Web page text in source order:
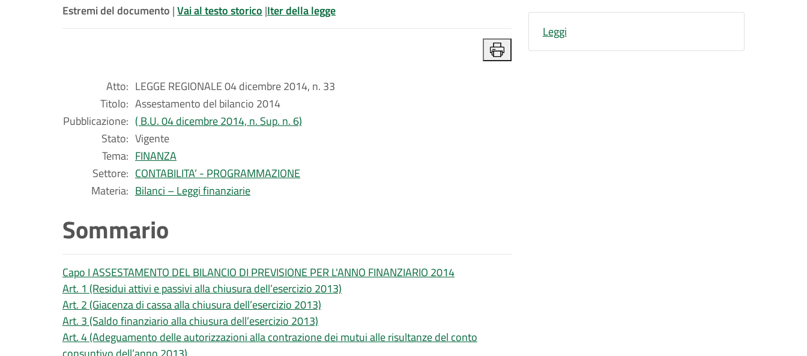
Estremi del documento |Vai al testo storico |Iter della legge
Atto: LEGGE REGIONALE 04 dicembre 2014, n. 33
Titolo: Assestamento del bilancio 2014
Pubblicazione: ( B.U. 04 dicembre 2014, n. Sup. n. 6)
Stato: Vigente
Tema: FINANZA
Settore: CONTABILITA’ - PROGRAMMAZIONE
Materia: Bilanci – Leggi finanziarie
Sommario
Capo I ASSESTAMENTO DEL BILANCIO DI PREVISIONE PER L'ANNO FINANZIARIO 2014
Art. 1 (Residui attivi e passivi alla chiusura dell’esercizio 2013)
Art. 2 (Giacenza di cassa alla chiusura dell’esercizio 2013)
Art. 3 (Saldo finanziario alla chiusura dell’esercizio 2013)
Art. 4 (Adeguamento delle autorizzazioni alla contrazione dei mutui alle risultanze del conto
Leggi